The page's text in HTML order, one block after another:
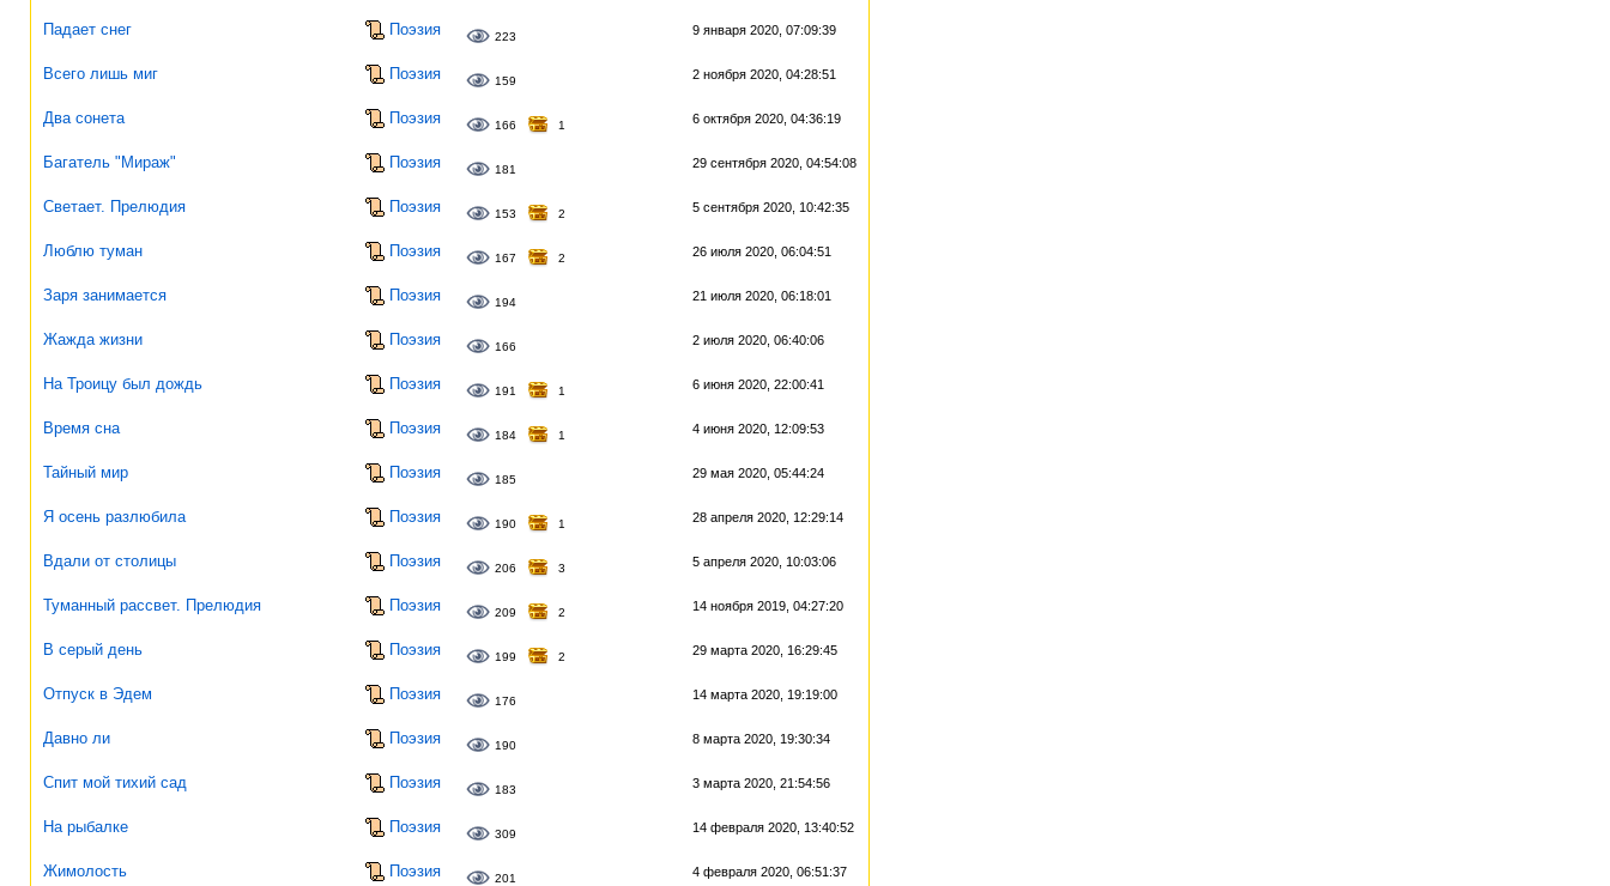
Падает снег Поэзия 223 9 января 2020, 07:09:39
Всего лишь миг Поэзия 159 2 ноября 2020, 04:28:51
Два сонета Поэзия 166 1 6 октября 2020, 04:36:19
Багатель "Мираж" Поэзия 181 29 сентября 2020, 04:54:08
Светает. Прелюдия Поэзия 153 2 5 сентября 2020, 10:42:35
Люблю туман Поэзия 167 2 26 июля 2020, 06:04:51
Заря занимается Поэзия 194 21 июля 2020, 06:18:01
Жажда жизни Поэзия 166 2 июля 2020, 06:40:06
На Троицу был дождь Поэзия 191 1 6 июня 2020, 22:00:41
Время сна Поэзия 184 1 4 июня 2020, 12:09:53
Тайный мир Поэзия 185 29 мая 2020, 05:44:24
Я осень разлюбила Поэзия 190 1 28 апреля 2020, 12:29:14
Вдали от столицы Поэзия 206 3 5 апреля 2020, 10:03:06
Туманный рассвет. Прелюдия Поэзия 209 2 14 ноября 2019, 04:27:20
В серый день Поэзия 199 2 29 марта 2020, 16:29:45
Отпуск в Эдем Поэзия 176 14 марта 2020, 19:19:00
Давно ли Поэзия 190 8 марта 2020, 19:30:34
Спит мой тихий сад Поэзия 183 3 марта 2020, 21:54:56
На рыбалке Поэзия 309 14 февраля 2020, 13:40:52
Жимолость Поэзия 201 4 февраля 2020, 06:51:37